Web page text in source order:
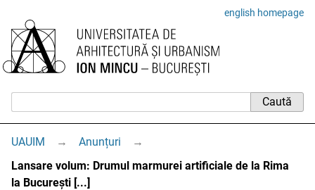
english homepage
UAUIM → Anunțuri
→
Lansare volum: Drumul marmurei artificiale de la Rima
la București [...]